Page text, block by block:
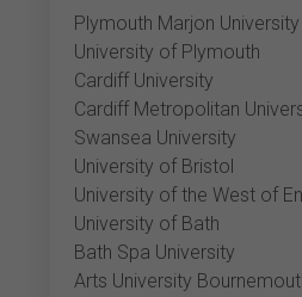
Plymouth Marjon University
University of Plymouth
Cardiff University
Cardiff Metropolitan
Swansea University
University of Bristol
University of the West of
University of Bath
Bath Spa University
Arts University